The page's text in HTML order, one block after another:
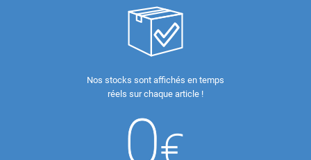
Nos stocks sont affichés en temps
réels sur chaque article !